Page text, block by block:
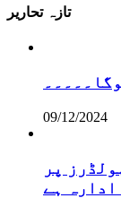
تازہ تحاریر
09/12/2024
پر
ادارہ ہے